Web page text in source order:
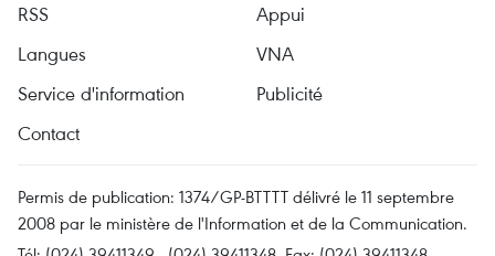
RSS
Appui
Langues
VNA
Service d'information
Publicité
Contact
Permis de publication: 1374/GP-BTTTT délivré le 11 septembre
2008 par le ministère de l'Information et de la Communication.